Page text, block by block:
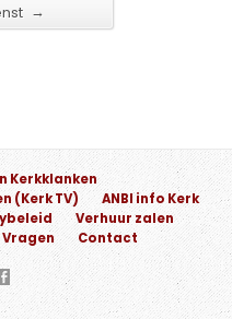
→
Kerkklanken
(Kerk TV)
ANBI info Kerk
Verhuur zalen
Contact